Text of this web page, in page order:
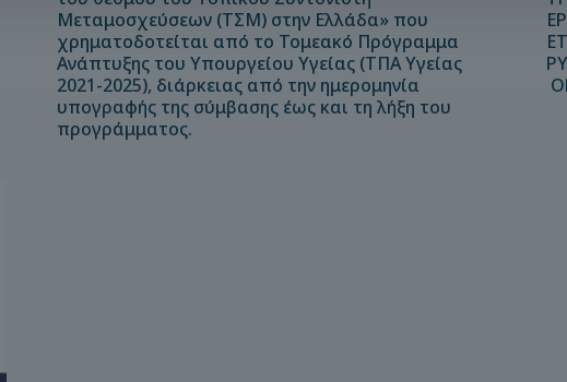
Μεταμοσχεύσεων (ΤΣΜ) στην Ελλάδα» που
χρηματοδοτείται από το Τομεακό Πρόγραμμα
Ανάπτυξης του Υπουργείου Υγείας (ΤΠΑ Υγείας
2021-2025), διάρκειας από την ημερομηνία
υπογραφής της σύμβασης έως και τη λήξη του
προγράμματος.